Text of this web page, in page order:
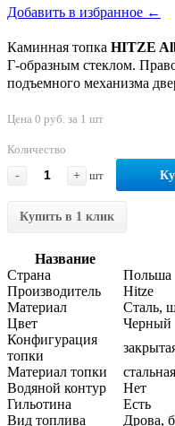
Добавить в избранное ←
Каминная топка HITZE
Г-образным стеклом.
подъемного механизма
Цена 0 руб. за 1 шт
Количество
-
+ шт
Купить в 1 клик
Название
Страна
Польша
Производитель
Hitze
Материал
Сталь,
Цвет
Черный
Конфигурация
топки
Материал топки
Водяной контур
Нет
Гильотина
Есть
Вид топлива
Дрова,